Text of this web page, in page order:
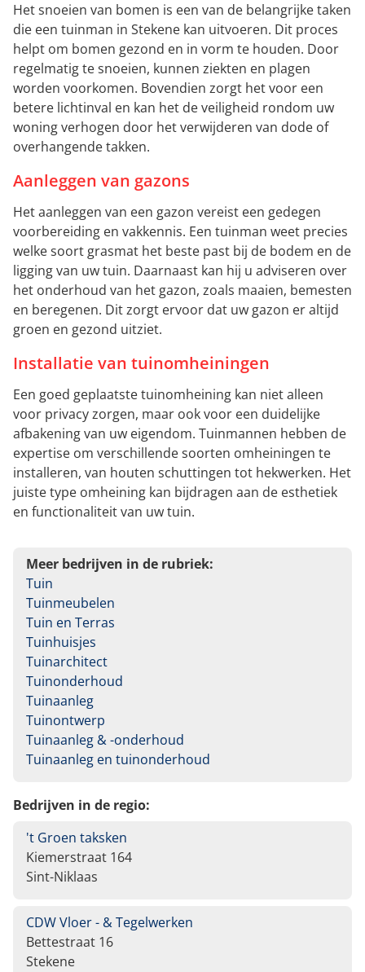
Het snoeien van bomen is een van de belangrijke taken
die een tuinman in Stekene kan uitvoeren. Dit proces
helpt om bomen gezond en in vorm te houden. Door
regelmatig te snoeien, kunnen ziekten en plagen
worden voorkomen. Bovendien zorgt het voor een
betere lichtinval en kan het de veiligheid rondom uw
woning verhogen door het verwijderen van dode of
overhangende takken.
Aanleggen van gazons
Het aanleggen van een gazon vereist een gedegen
voorbereiding en vakkennis. Een tuinman weet precies
welke soort grasmat het beste past bij de bodem en de
ligging van uw tuin. Daarnaast kan hij u adviseren over
het onderhoud van het gazon, zoals maaien, bemesten
en beregenen. Dit zorgt ervoor dat uw gazon er altijd
groen en gezond uitziet.
Installatie van tuinomheiningen
Een goed geplaatste tuinomheining kan niet alleen
voor privacy zorgen, maar ook voor een duidelijke
afbakening van uw eigendom. Tuinmannen hebben de
expertise om verschillende soorten omheiningen te
installeren, van houten schuttingen tot hekwerken. Het
juiste type omheining kan bijdragen aan de esthetiek
en functionaliteit van uw tuin.
Meer bedrijven in de rubriek:
Tuin
Tuinmeubelen
Tuin en Terras
Tuinhuisjes
Tuinarchitect
Tuinonderhoud
Tuinaanleg
Tuinontwerp
Tuinaanleg & -onderhoud
Tuinaanleg en tuinonderhoud
Bedrijven in de regio:
't Groen taksken
Kiemerstraat 164
Sint-Niklaas
CDW Vloer - & Tegelwerken
Bettestraat 16
Stekene